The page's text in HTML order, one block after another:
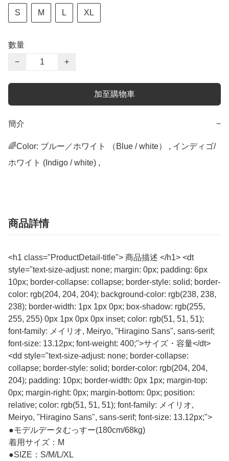
S M L XL
數量
−
+
加至購物車
簡介 −
🌈Color: ブルー／ホワイト （Blue / white） , インディゴ/
ホワイト (Indigo / white) ,
商品詳情
<h1 class="ProductDetail-title"> 商品描述 </h1> <dt
style="text-size-adjust: none; margin: 0px; padding: 6px
10px; border-collapse: collapse; border-style: solid; border-
color: rgb(204, 204, 204); background-color: rgb(238, 238,
238); border-width: 1px 1px 0px; box-shadow: rgb(255,
255, 255) 0px 1px 0px 0px inset; color: rgb(51, 51, 51);
font-family: メイリオ, Meiryo, "Hiragino Sans", sans-serif;
font-size: 13.12px; font-weight: 400;">サイズ・容量</dt>
<dd style="text-size-adjust: none; border-collapse:
collapse; border-style: solid; border-color: rgb(204, 204,
204); padding: 10px; border-width: 0px 1px; margin-top:
0px; margin-right: 0px; margin-bottom: 0px; position:
relative; color: rgb(51, 51, 51); font-family: メイリオ,
Meiryo, "Hiragino Sans", sans-serif; font-size: 13.12px;">
●モデルデータむっすー(180cm/68kg)
着用サイズ：M
●SIZE：S/M/L/XL